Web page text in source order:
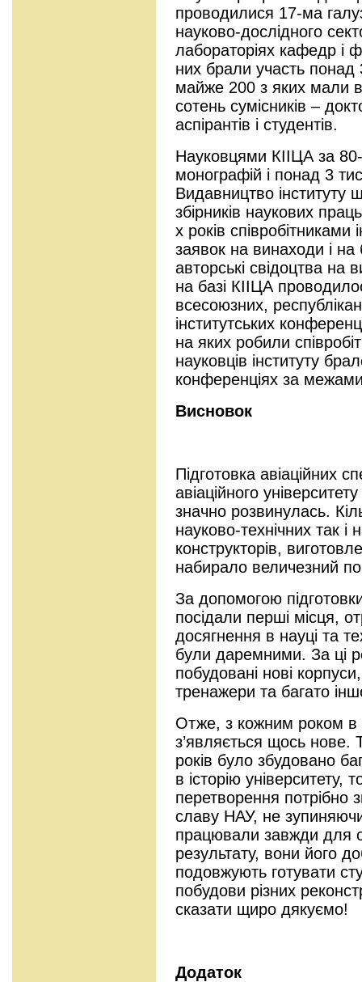
проводилися 17-ма
науково-дослідного
лабораторіях кафедр і
них брали участь понад
майже 200 з яких мали
сотень сумісників –
аспірантів і студентів.
Науковцями КІІЦА за
монографій і понад 3
Видавництво інституту
збірників наукових
х років
заявок на винаходи і на
авторські свідоцтва на
на базі КІІЦА
всесоюзних,
інститутських
на яких робили
науковців інституту
конференціях за
Висновок
Підготовка авіаційних
авіаційного
значно розвинулась.
науково-технічних так і
конструкторів,
набирало величезний
За допомогою
посідали перші місця,
досягнення в науці та
були даремними. За ці
побудовані нові
тренажери та багато
Отже, з кожним роком в
з’являється щось нове.
років було збудовано
в історію університету,
перетворення потрібно
славу НАУ, не
працювали завжди для
результату, вони його
подовжують готувати
побудови різних
сказати щиро дякуємо!
Додаток